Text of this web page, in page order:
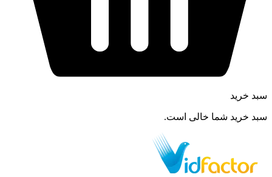
سبد خرید
سبد خرید شما خالی است.